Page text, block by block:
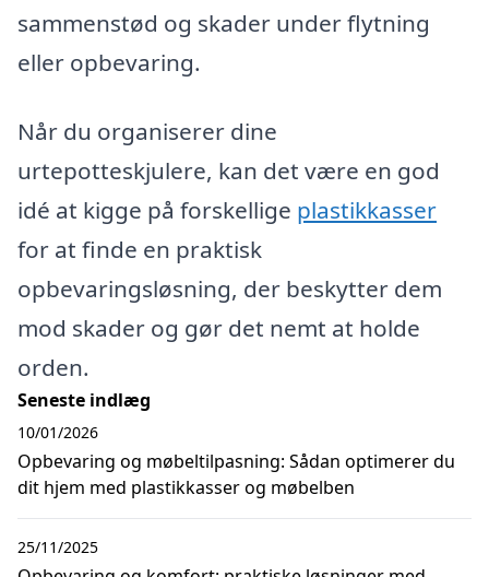
sammenstød og skader under flytning
eller opbevaring.
Når du organiserer dine
urtepotteskjulere, kan det være en god
idé at kigge på forskellige plastikkasser
for at finde en praktisk
opbevaringsløsning, der beskytter dem
mod skader og gør det nemt at holde
orden.
Seneste indlæg
Opbevaring og møbeltilpasning: Sådan optimerer du
dit hjem med plastikkasser og møbelben
10/01/2026
25/11/2025